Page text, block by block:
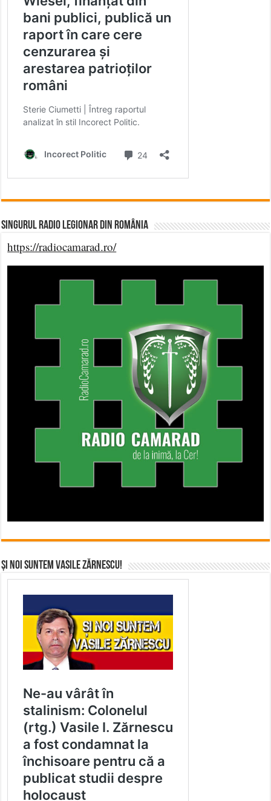
Singurul Radio Legionar din România
https://radiocamarad.ro/
Și noi suntem Vasile Zărnescu!